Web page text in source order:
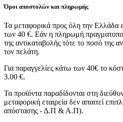
Όροι αποστολών και πληρωμής
Τα μεταφορικά προς όλη την Ελλάδα
των 40 €. Εάν η πληρωμή
της αντικαταβολής τότε το ποσό της
τον πελάτη.
Για παραγγελίες κάτω των 40€ το
3.00 €.
Τα προϊόντα παραδίδονται στη
μεταφορική εταιρεία δεν απαιτεί
απόστασης - Δ.Π & Α.Π).